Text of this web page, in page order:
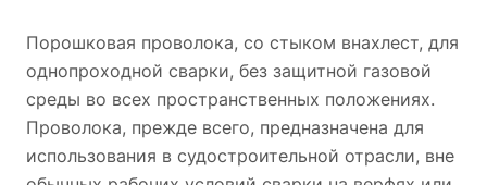
Порошковая проволока, со стыком внахлест, для
однопроходной сварки, без защитной газовой
среды во всех пространственных положениях.
Проволока, прежде всего, предназначена для
использования в судостроительной отрасли, вне